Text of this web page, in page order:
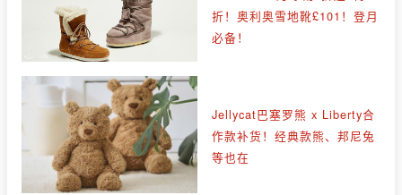
折！奥利奥雪地靴£101！登月
必备！
Jellycat巴塞罗熊 x Liberty合
作款补货！经典款熊、邦尼兔
等也在